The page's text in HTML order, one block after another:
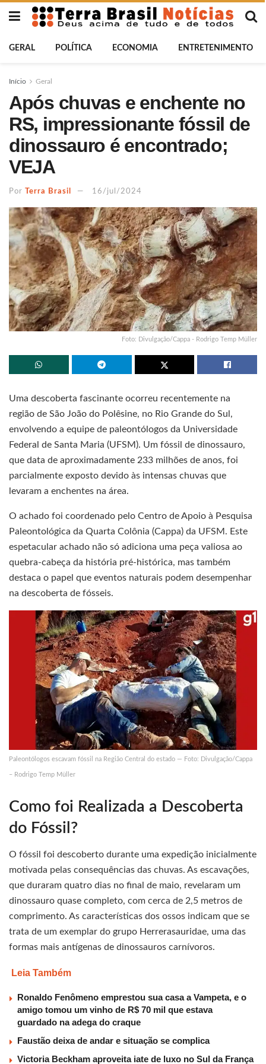
GERAL POLÍTICA ECONOMIA ENTRETENIMENTO
Início Geral
Após chuvas e enchente no
RS, impressionante fóssil de
dinossauro é encontrado;
VEJA
Por Terra Brasil 16/jul/2024
Foto: Divulgação/Cappa - Rodrigo Temp Müller
Uma descoberta fascinante ocorreu recentemente na
região de São João do Polêsine, no Rio Grande do Sul,
envolvendo a equipe de paleontólogos da Universidade
Federal de Santa Maria (UFSM). Um fóssil de dinossauro,
que data de aproximadamente 233 milhões de anos, foi
parcialmente exposto devido às intensas chuvas que
levaram a enchentes na área.
O achado foi coordenado pelo Centro de Apoio à Pesquisa
Paleontológica da Quarta Colônia (Cappa) da UFSM. Este
espetacular achado não só adiciona uma peça valiosa ao
quebra-cabeça da história pré-histórica, mas também
destaca o papel que eventos naturais podem desempenhar
na descoberta de fósseis.
Paleontólogos escavam fóssil na Região Central do estado — Foto: Divulgação/Cappa
– Rodrigo Temp Müller
Como foi Realizada a Descoberta
do Fóssil?
O fóssil foi descoberto durante uma expedição inicialmente
motivada pelas consequências das chuvas. As escavações,
que duraram quatro dias no final de maio, revelaram um
dinossauro quase completo, com cerca de 2,5 metros de
comprimento. As características dos ossos indicam que se
trata de um exemplar do grupo Herrerasauridae, uma das
formas mais antígenas de dinossauros carnívoros.
Leia Também
Ronaldo Fenômeno emprestou sua casa a Vampeta, e o
amigo tomou um vinho de R$ 70 mil que estava
guardado na adega do craque
Faustão deixa de andar e situação se complica
Victoria Beckham aproveita iate de luxo no Sul da França